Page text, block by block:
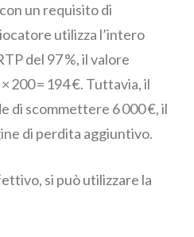
un requisito di
utilizza l’intero
del 97 %, il valore
200 = 194 €. Tuttavia, il
di scommettere 6 000 €, il
di perdita aggiuntivo.
si può utilizzare la